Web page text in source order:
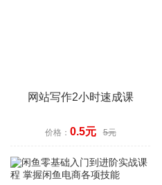
网站写作2小时速成课
价格： 0.5元 5元